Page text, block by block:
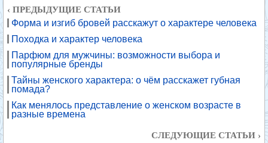
‹ ПРЕДЫДУЩИЕ СТАТЬИ
Форма и изгиб бровей расскажут о характере человека
Походка и характер человека
Парфюм для мужчины: возможности выбора и
популярные бренды
Тайны женского характера: о чём расскажет губная
помада?
Как менялось представление о женском возрасте в
разные времена
СЛЕДУЮЩИЕ СТАТЬИ ›